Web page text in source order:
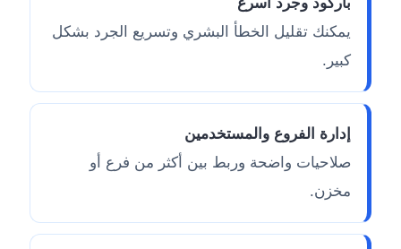
باركود وجرد أسرع
يمكنك تقليل الخطأ البشري وتسريع الجرد بشكل
كبير.
إدارة الفروع والمستخدمين
صلاحيات واضحة وربط بين أكثر من فرع أو
مخزن.